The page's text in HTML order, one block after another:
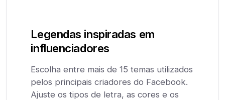
Legendas inspiradas em
influenciadores
Escolha entre mais de 15 temas utilizados
pelos principais criadores do Facebook.
Ajuste os tipos de letra, as cores e os